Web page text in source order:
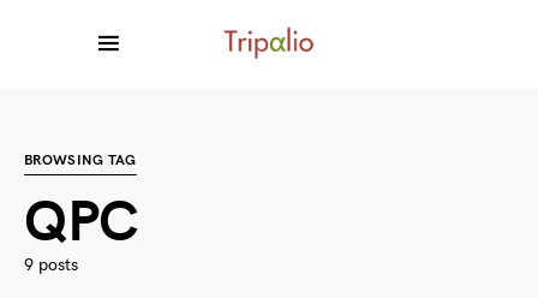
BROWSING TAG
QPC
9 posts